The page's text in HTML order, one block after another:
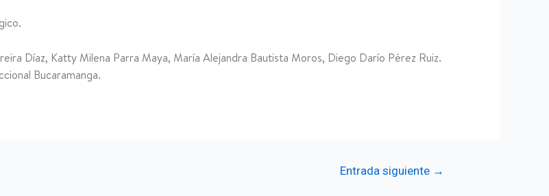
Díaz, Katty Milena Parra Maya, María Alejandra Bautista Moros, Diego Darío Pérez Ruiz.
Bucaramanga.
Entrada siguiente →